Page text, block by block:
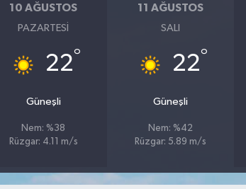
10 AĞUSTOS
PAZARTESI
22°
Güneşli
Nem: %38
Rüzgar: 4.11 m/s
11 AĞUSTOS
SALI
22°
Güneşli
Nem: %42
Rüzgar: 5.89 m/s